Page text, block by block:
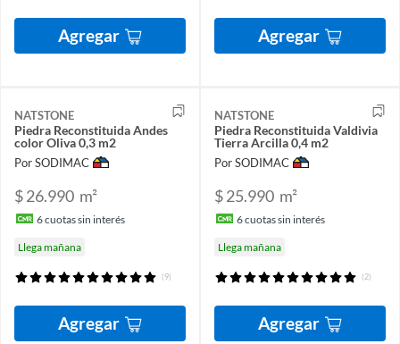
Agregar Agregar
NATSTONE
Piedra Reconstituida Andes
color Oliva 0,3 m2
Por SODIMAC
$ 26.990 m²
6cuotas sin interés
Llega mañana
(9)
Agregar
NATSTONE
Piedra Reconstituida Valdivia
Tierra Arcilla 0,4 m2
Por SODIMAC
$ 25.990 m²
6cuotas sin interés
Llega mañana
(2)
Agregar